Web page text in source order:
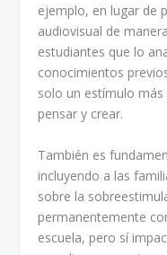
ejemplo, en lugar de
audiovisual de
estudiantes que lo
conocimientos
solo un estímulo
pensar y crear.
También es
incluyendo a las
sobre la
permanentemente
escuela, pero sí